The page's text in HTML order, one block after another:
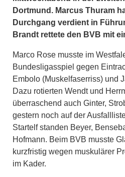
Dortmund. Marcus Thuram
Durchgang verdient in
Brandt rettete den BVB mit
Marco Rose musste im
Bundesligasspiel gegen
Embolo (Muskelfaserriss) und
Dazu rotierten Wendt und
überraschend auch Ginter,
gestern noch auf der
Startelf standen Beyer,
Hofmann. Beim BVB musste
kurzfristig wegen muskulärer
im Kader.